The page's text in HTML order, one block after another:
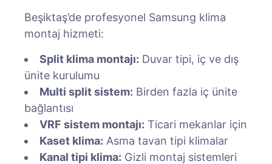
Beşiktaş’de profesyonel Samsung klima
montaj hizmeti:
Split klima montajı: Duvar tipi, iç ve dış
ünite kurulumu
Multi split sistem: Birden fazla iç ünite
bağlantısı
VRF sistem montajı: Ticari mekanlar için
Kaset klima: Asma tavan tipi klimalar
Kanal tipi klima: Gizli montaj sistemleri